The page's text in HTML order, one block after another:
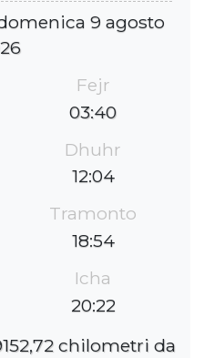
9 agosto
Fejr
03:40
Dhuhr
12:04
Tramonto
18:54
Icha
20:22
chilometri da